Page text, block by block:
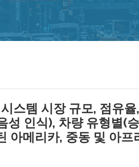
스템 시장 규모, 점유
성 인식), 차량 유형별(
아메리카, 중동 및 아